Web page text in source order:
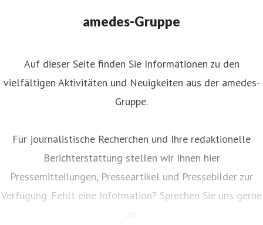
+49 172 166 08 43
amedes-Gruppe
Auf dieser Seite finden Sie Informationen zu den
vielfältigen Aktivitäten und Neuigkeiten aus der amedes-
Gruppe.
Für journalistische Recherchen und Ihre redaktionelle
Berichterstattung stellen wir Ihnen hier
Pressemitteilungen, Presseartikel und Pressebilder zur
Verfügung. Fehlt eine Information? Sprechen Sie uns gerne